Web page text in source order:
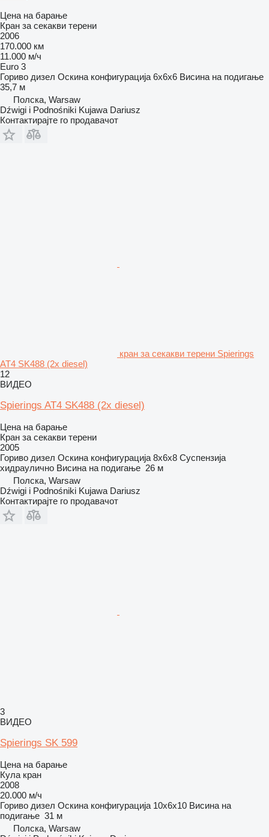
Цена на барање
Кран за секакви терени
2006
170.000 км
11.000 м/ч
Euro 3
Гориво дизел Оскина конфигурација 6x6x6 Висина на подигање
35,7 м
Полска, Warsaw
Dźwigi i Podnośniki Kujawa Dariusz
Контактирајте го продавачот
кран за секакви терени Spierings
AT4 SK488 (2x diesel)
12
ВИДЕО
Spierings AT4 SK488 (2x diesel)
Цена на барање
Кран за секакви терени
2005
Гориво дизел Оскина конфигурација 8x6x8 Суспензија
хидраулично Висина на подигање 26 м
Полска, Warsaw
Dźwigi i Podnośniki Kujawa Dariusz
Контактирајте го продавачот
3
ВИДЕО
Spierings SK 599
Цена на барање
Кула кран
2008
20.000 м/ч
Гориво дизел Оскина конфигурација 10x6x10 Висина на
подигање 31 м
Полска, Warsaw